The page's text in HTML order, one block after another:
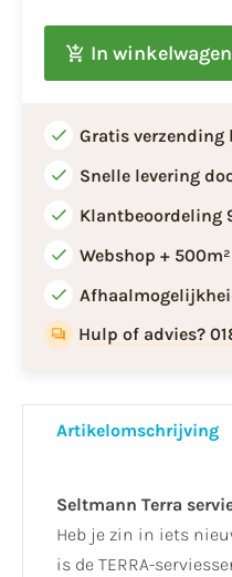
In winkelwagen
Gratis verzending
Snelle levering
Klantbeoordeling
Webshop +
Hulp of advies?
Artikelomschrijving
Seltmann Terra
Heb je zin in iets
is de TERRA-